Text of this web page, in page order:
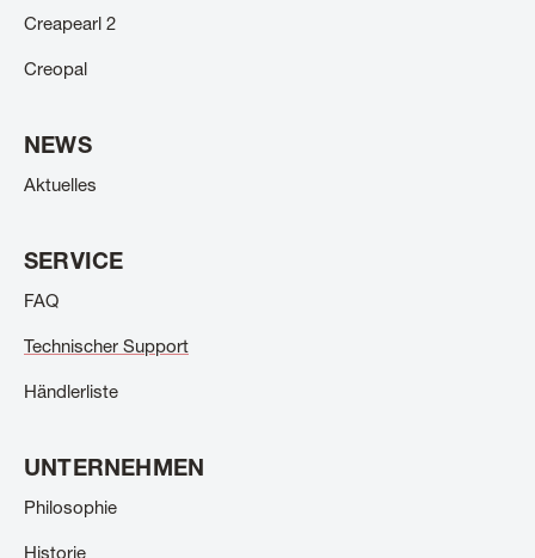
Creapearl 2
Creopal
NEWS
Aktuelles
SERVICE
FAQ
Technischer Support
Händlerliste
UNTERNEHMEN
Philosophie